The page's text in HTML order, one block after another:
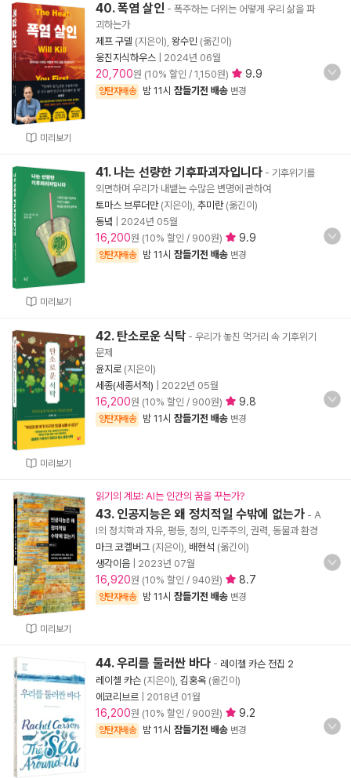
미리보기
40. 폭염 살인 - 폭주하는 더위는 어떻게 우리 삶을 파
괴하는가
제프 구델 (지은이), 왕수민 (옮긴이)
웅진지식하우스
2024년 06월
20,700원 (10% 할인 / 1,150원) 9.9
양탄자배송 밤 11시 잠들기전 배송 변경
미리보기
41. 나는 선량한 기후파괴자입니다 - 기후위기를
외면하며 우리가 내뱉는 수많은 변명에 관하여
토마스 브루더만(지은이), 추미란(옮긴이)
동녘
2024년 05월
16,200원 (10% 할인 / 900원) 9.9
양탄자배송 밤 11시 잠들기전 배송 변경
미리보기
42. 탄소로운 식탁 - 우리가 놓친 먹거리 속 기후위기
문제
윤지로 (지은이)
세종(세종서적)
2022년 05월
16,200원 (10% 할인 / 900원) 9.8
양탄자배송 밤 11시 잠들기전 배송 변경
미리보기
읽기의 계보: AI는 인간의 꿈을 꾸는가?
43. 인공지능은 왜 정치적일 수밖에 없는가 - A
I의 정치학과 자유, 평등, 정의, 민주주의, 권력, 동물과 환경
마크 코켈버그 (지은이), 배현석 (옮긴이)
생각이음
2023년 07월
16,920원 (10% 할인 / 940원) 8.7
양탄자배송 밤 11시 잠들기전 배송 변경
44. 우리를 둘러싼 바다 - 레이첼 카슨 전집 2
레이첼 카슨 (지은이), 김홍옥 (옮긴이)
에코리브르
2018년 01월
16,200원 (10% 할인 / 900원) 9.2
양탄자배송 밤 11시 잠들기전 배송 변경